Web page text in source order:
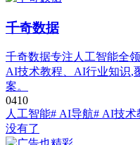
千奇数据
千奇数据专注人工智能全
AI技术教程、AI行业知识,
案。
0410
人工智能# AI导航# AI技术
没有了